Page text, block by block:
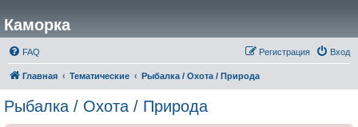
Каморка
FAQ Вход
Регистрация
Главная Тематические Рыбалка / Охота / Природа
Рыбалка / Охота / Природа